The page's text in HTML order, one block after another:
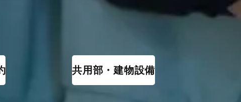
共用部・建物設備